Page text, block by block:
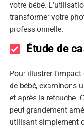
votre bébé.
transformer votre
professionnelle.
Étude de
Pour illustrer
de bébé, examinons
et après la retouche.
peut grandement
utilisant simplement